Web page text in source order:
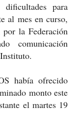
dificultades para
al mes en curso,
la Federación
comunicación
había ofrecido
monto este
el martes 19